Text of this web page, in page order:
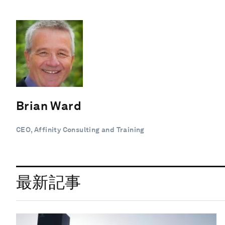
Brian Ward
CEO, Affinity Consulting and Training
最新記事